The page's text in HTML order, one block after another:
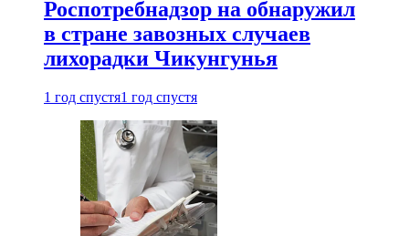
Роспотребнадзор на обнаружил
в стране завозных случаев
лихорадки Чикунгунья
1 год спустя1 год спустя